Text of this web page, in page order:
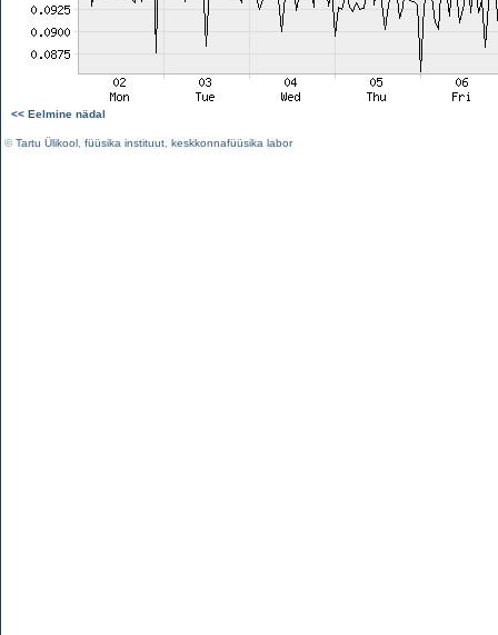
<< Eelmine nädal
©Tartu Ülikool füüsika instituut keskkonnafüüsika labor